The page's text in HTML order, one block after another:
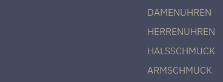
DAMENUHREN
HERRENUHREN
HALSSCHMUCK
ARMSCHMUCK